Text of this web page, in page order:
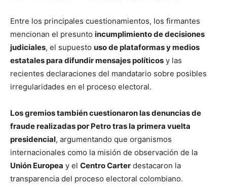
Entre los principales cuestionamientos, los firmantes
mencionan el presunto incumplimiento de decisiones
judiciales, el supuesto uso de plataformas y medios
estatales para difundir mensajes políticos y las
recientes declaraciones del mandatario sobre posibles
irregularidades en el proceso electoral.
Los gremios también cuestionaron las denuncias de
fraude realizadas por Petro tras la primera vuelta
presidencial, argumentando que organismos
internacionales como la misión de observación de la
Unión Europea y el Centro Carter destacaron la
transparencia del proceso electoral colombiano.